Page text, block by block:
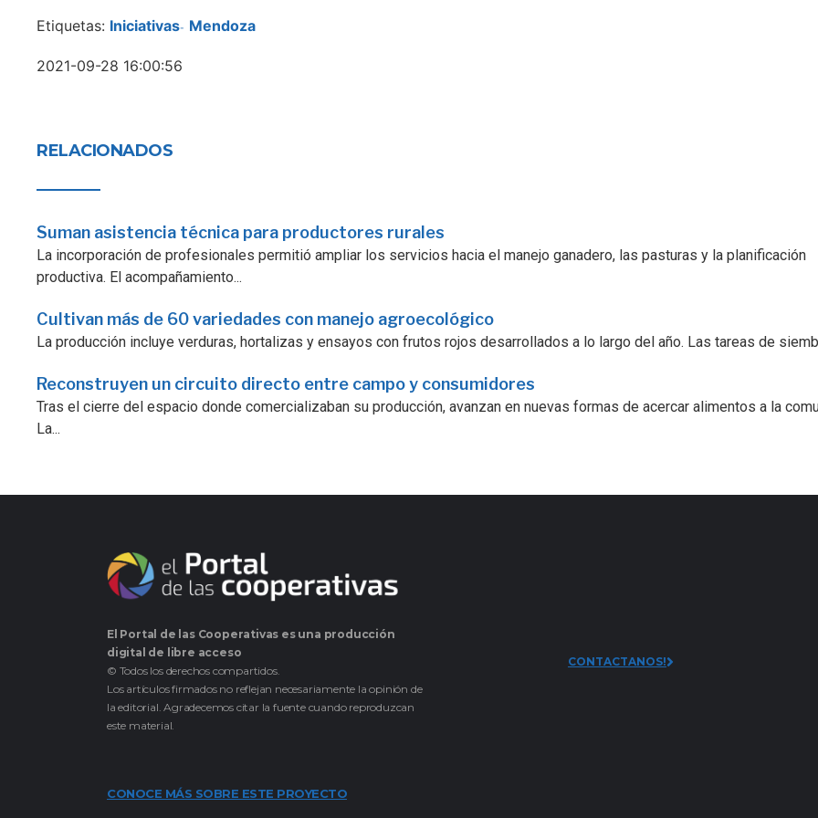
Etiquetas: Iniciativas- Mendoza
2021-09-28 16:00:56
RELACIONADOS
Suman asistencia técnica para productores rurales
La incorporación de profesionales permitió ampliar los servicios hacia el manejo ganadero, las pasturas y la planificación
productiva. El acompañamiento...
Cultivan más de 60 variedades con manejo agroecológico
La producción incluye verduras, hortalizas y ensayos con frutos rojos desarrollados a lo largo del año. Las tareas de
Reconstruyen un circuito directo entre campo y consumidores
Tras el cierre del espacio donde comercializaban su producción, avanzan en nuevas formas de acercar alimentos a la
La...
El Portal de las Cooperativas es una producción
digital de libre acceso
© Todos los derechos compartidos.
Los artículos firmados no reflejan necesariamente la opinión de
la editorial. Agradecemos citar la fuente cuando reproduzcan
este material.
CONOCE MÁS SOBRE ESTE PROYECTO
CONTACTANOS!